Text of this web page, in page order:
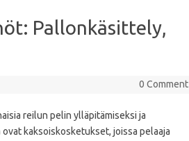
Pallonkäsittely,
0 Comment
reilun pelin ylläpitämiseksi ja
kaksoiskosketukset, joissa pelaaja